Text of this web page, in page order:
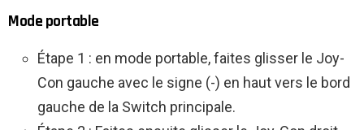
Mode portable
Étape 1 : en mode portable, faites glisser le Joy-
Con gauche avec le signe (-) en haut vers le bord
gauche de la Switch principale.